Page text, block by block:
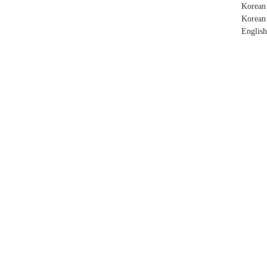
Korean
Korean
English